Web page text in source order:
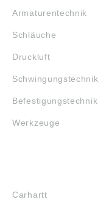
Armaturentechnik
Schläuche
Druckluft
Schwingungstechnik
Befestigungstechnik
Werkzeuge
Carhartt